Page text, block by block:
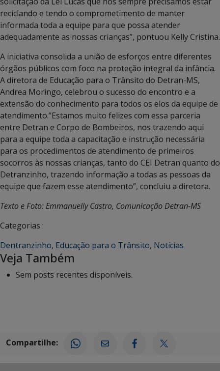
reciclando e tendo o comprometimento de manter
informada toda a equipe para que possa atender
adequadamente as nossas crianças”, pontuou Kelly Cristina.
A iniciativa consolida a união de esforços entre diferentes
órgãos públicos com foco na proteção integral da infância.
A diretora de Educação para o Trânsito do Detran-MS,
Andrea Moringo, celebrou o sucesso do encontro e a
extensão do conhecimento para todos os elos da equipe de
atendimento.”Estamos muito felizes com essa parceria
entre Detran e Corpo de Bombeiros, nos trazendo aqui
para a equipe toda a capacitação e instrução necessária
para os procedimentos de atendimento de primeiros
socorros às nossas crianças, tanto do CEI Detran quanto do
Detranzinho, trazendo informação a todas as pessoas da
equipe que fazem esse atendimento”, concluiu a diretora.
Texto e Foto: Emmanuelly Castro, Comunicação Detran-MS
Categorias :
Dentranzinho, Educação para o Trânsito, Notícias
Veja Também
Sem posts recentes disponíveis.
Compartilhe: